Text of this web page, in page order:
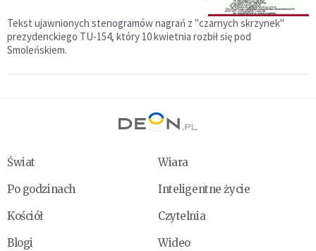
Tekst ujawnionych stenogramów nagrań z "czarnych skrzynek"
prezydenckiego TU-154, który 10 kwietnia rozbił się pod
Smoleńskiem.
Świat
Wiara
Po godzinach
Inteligentne życie
Kościół
Czytelnia
Blogi
Wideo